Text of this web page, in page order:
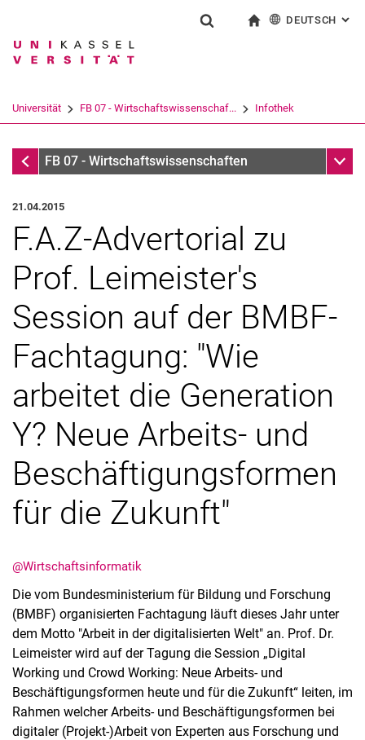
Springe direkt zu: Inhalt
Springe direkt zu: Suche
Springe direkt zu:
Suchbegriff
Suchen (öffnet externen Link in einem
DEUTSCH :
Universität FB 07 - Wirtschaftswissenschaf... Infothek
InfothekFB 07 - Wirtschaftswissenschaften
Aktuelles
Termine
21.04.2015
F.A.Z-Advertorial zu
Prof. Leimeister's
Session auf der BMBF-
Fachtagung: "Wie
arbeitet die Generation
Y? Neue Arbeits- und
Beschäftigungsformen
für die Zukunft"
@Wirtschaftsinformatik
Die vom Bundesministerium für Bildung und Forschung
(BMBF) organisierten Fachtagung läuft dieses Jahr unter
dem Motto "Arbeit in der digitalisierten Welt" an. Prof. Dr.
Leimeister wird auf der Tagung die Session „Digital
Working und Crowd Working: Neue Arbeits- und
Beschäftigungsformen heute und für die Zukunft“ leiten, im
Rahmen welcher Arbeits- und Beschäftigungsformen bei
digitaler (Projekt-)Arbeit von Experten aus Forschung und